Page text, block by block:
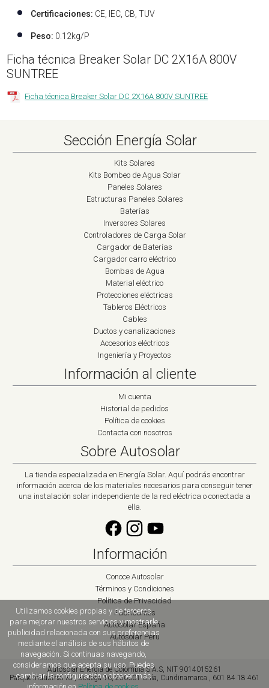
Certificaciones: CE, IEC, CB, TUV
Peso: 0.12kg/P
Ficha técnica Breaker Solar DC 2X16A 800V
SUNTREE
Ficha técnica Breaker Solar DC 2X16A 800V SUNTREE
Sección Energía Solar
Kits Solares
Kits Bombeo de Agua Solar
Paneles Solares
Estructuras Paneles Solares
Baterías
Inversores Solares
Controladores de Carga Solar
Cargador de Baterías
Cargador carro eléctrico
Bombas de Agua
Material eléctrico
Protecciones eléctricas
Tableros Eléctricos
Cables
Ductos y canalizaciones
Accesorios eléctricos
Ingeniería y Proyectos
Información al cliente
Mi cuenta
Historial de pedidos
Política de cookies
Contacta con nosotros
Sobre Autosolar
La tienda especializada en Energía Solar. Aquí podrás encontrar
información acerca de los materiales necesarios para conseguir tener
una instalación solar independiente de la red eléctrica o conectada a
ella.
Información
Conoce Autosolar
Términos y Condiciones
Política de Privacidad
Fabricantes
Autosolar España
Autosolar Peru
Autosolar Energía de Colombia S.A.S, NIT 9014015261
Parque Industrial K2,Bodega 16,250001 Chía, Cundinamarca , 601 84 18 461
Utilizamos cookies propias y de terceros
para mejorar nuestros servicios y mostrarle
publicidad relacionada con sus preferencias
mediante el análisis de sus hábitos de
navegación. Si continuas navegando,
consideramos que acepta su uso. Puedes
cambiar la configuración o obtener más